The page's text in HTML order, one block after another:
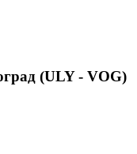
(ULY - VOG)